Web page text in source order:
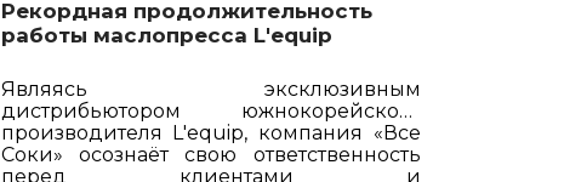
Рекордная продолжительность
работы маслопресса L'equip
Являясь эксклюзивным
дистрибьютором южнокорейского
производителя L'equip, компания «Все
Соки» осознаёт свою ответственность
перед клиентами и